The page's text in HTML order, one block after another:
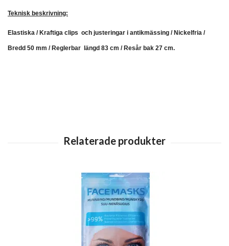
Teknisk beskrivning:
Elastiska / Kraftiga clips och justeringar i antikmässing / Nickelfria /
Bredd 50 mm / Reglerbar längd 83 cm / Resår bak 27 cm.